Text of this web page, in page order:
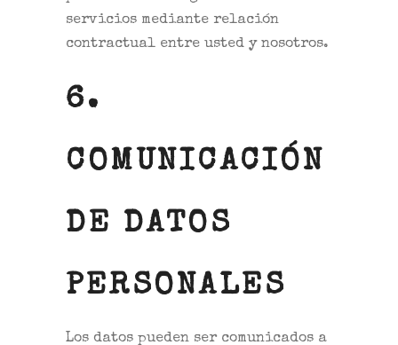
servicios mediante relación
contractual entre usted y nosotros.
6.
COMUNICACIÓN
DE DATOS
PERSONALES
Los datos pueden ser comunicados a